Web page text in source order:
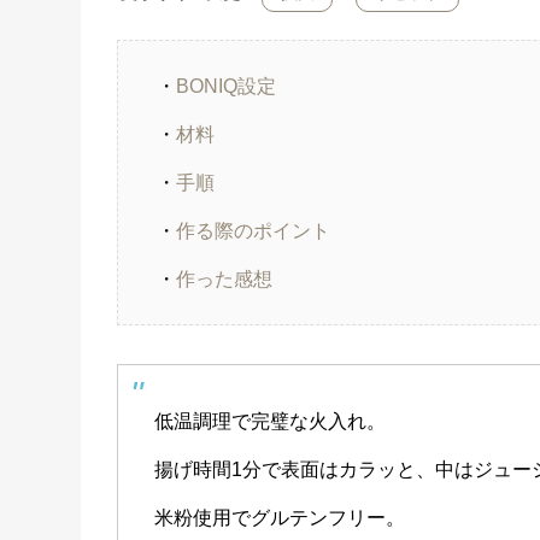
・ BONIQ設定
・材料
・手順
・作る際のポイント
・作った感想
低温調理で完璧な火入れ。
揚げ時間1分で表面はカラッと、中はジュー
米粉使用でグルテンフリー。